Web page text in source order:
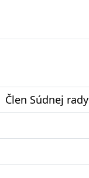
Člen Súdnej rady